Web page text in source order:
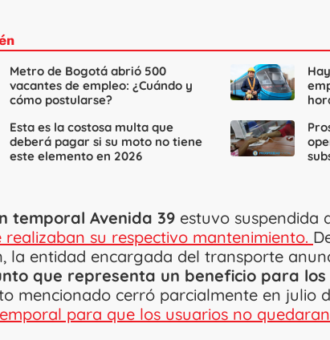
Metro de Bogotá abrió 500
vacantes de empleo: ¿Cuándo y
cómo postularse?
Esta es la costosa multa que
deberá pagar si su moto no tiene
este elemento en 2026
temporal Avenida 39 estuvo suspendida
realizaban su respectivo mantenimiento.
la entidad encargada del transporte
que representa un beneficio para los
mencionado cerró parcialmente en julio
para que los usuarios no